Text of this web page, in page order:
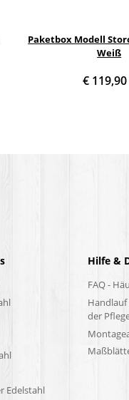
Paketbox Modell
Weiß
€ 119,90
Edelstahl
Hilfe &
FAQ -
Handlauf
der